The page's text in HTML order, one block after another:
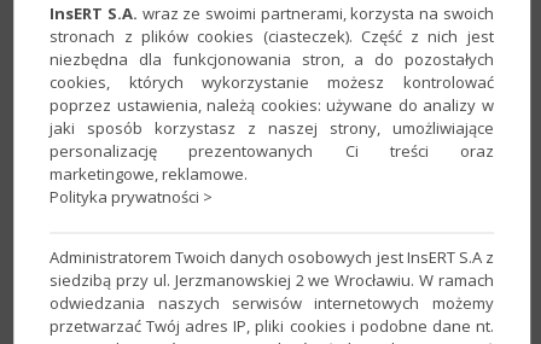
Znaleziono
szkolenie.
Pokaż
wszystkie
szkolenia
do programu:Biuro GT,Biuro nexo,Dokumenty InsERT GT,
Dokumenty InsERT nexo, Dokumenty Portalu Biura ,Gestor
,Gestor nexo ,Gratyfikant GT, Gratyfikant nexo,InsERT
InsERT S.A. wraz ze swoimi partnerami, korzysta na swoich
stronach z plików cookies (ciasteczek). Część z nich jest
niezbędna dla funkcjonowania stron, a do pozostałych
cookies, których wykorzystanie możesz kontrolować
poprzez ustawienia, należą cookies: używane do analizy w
jaki sposób korzystasz z naszej strony, umożliwiające
personalizację prezentowanych Ci treści oraz
marketingowe, reklamowe.
Polityka prywatności >
Administratorem Twoich danych osobowych jest InsERT S.A z
siedzibą przy ul. Jerzmanowskiej 2 we Wrocławiu. W ramach
odwiedzania naszych serwisów internetowych możemy
przetwarzać Twój adres IP, pliki cookies i podobne dane nt.